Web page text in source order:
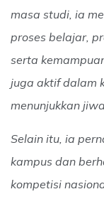
masa studi, ia
proses belajar,
serta
juga aktif dalam
menunjukkan
Selain itu, ia
kampus dan
kompetisi